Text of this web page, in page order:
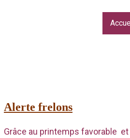
Alerte frelons
Grâce au printemps favorable